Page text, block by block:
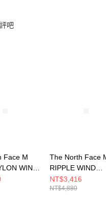
吧
Face M
WIND
男 風衣
The North Face
RIPPLE WIND
JACKET - AP 男
外套
NT$3,416
NT$4,880